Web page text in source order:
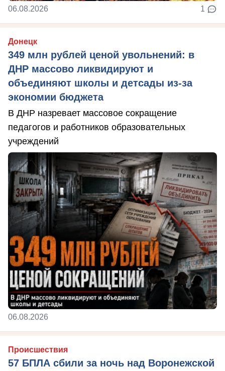
06.08.2026 1
Донецк
349 млн рублей ценой увольнений: в
ДНР массово ликвидируют и
объединяют школы и детсады из-за
экономии бюджета
В ДНР назревает массовое сокращение
педагогов и работников образовательных
учреждений
06.08.2026
Происшествия
57 БПЛА сбили за ночь над Воронежской